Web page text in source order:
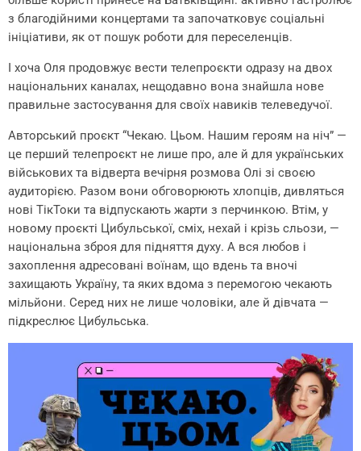
з благодійними концертами та започатковує соціальні
ініціативи, як от пошук роботи для переселенців.
І хоча Оля продовжує вести телепроєкти одразу на двох
національних каналах, нещодавно вона знайшла нове
правильне застосування для своїх навиків телеведучої.
Авторський проєкт “Чекаю. Цьом. Нашим героям на ніч” —
це перший телепроєкт не лише про, але й для українських
військових та відверта вечірня розмова Олі зі своєю
аудиторією. Разом вони обговорюють хлопців, дивляться
нові ТікТоки та відпускають жарти з перчинкою. Втім, у
новому проєкті Цибульської, сміх, нехай і крізь сльози, —
національна зброя для підняття духу. А вся любов і
захоплення адресовані воїнам, що вдень та вночі
захищають Україну, та яких вдома з перемогою чекають
мільйони. Серед них не лише чоловіки, але й дівчата —
підкреслює Цибульська.